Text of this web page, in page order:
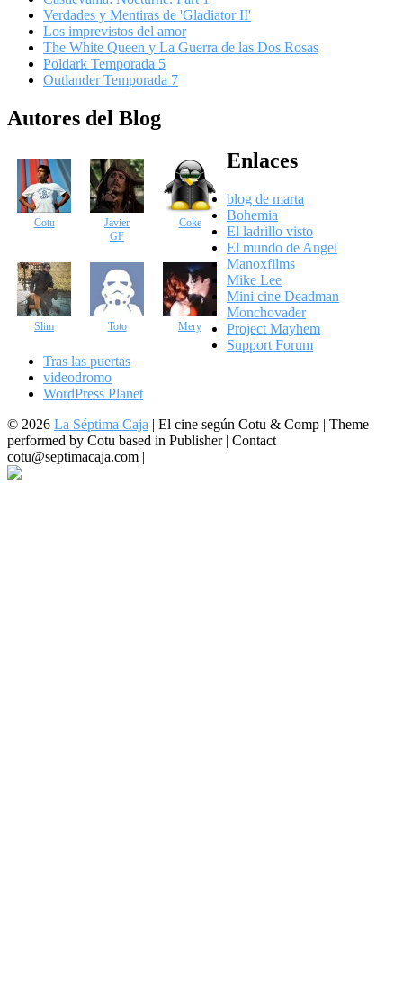
Verdades y Mentiras de 'Gladiator II'
Los imprevistos del amor
The White Queen y La Guerra de las Dos Rosas
Poldark Temporada 5
Outlander Temporada 7
Autores del Blog
Cotu
Javier
GF
Coke
Slim Toto Mery
Enlaces
blog de marta
Bohemia
El ladrillo visto
El mundo de Angel
Manoxfilms
Mike Lee
Mini cine Deadman
Monchovader
Project Mayhem
Support Forum
Tras las puertas
videodromo
WordPress Planet
© 2026 La Séptima Caja | El cine según Cotu & Comp | Theme
performed by Cotu based in Publisher | Contact
cotu@septimacaja.com |